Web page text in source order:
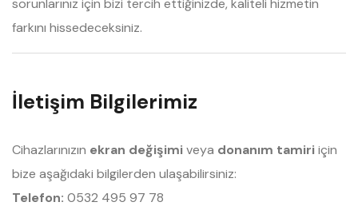
sorunlarınız için bizi tercih ettiğinizde, kaliteli hizmetin
farkını hissedeceksiniz.
İletişim Bilgilerimiz
Cihazlarınızın ekran değişimiveya donanım tamiriiçin
bize aşağıdaki bilgilerden ulaşabilirsiniz:
Telefon: 0532 495 97 78